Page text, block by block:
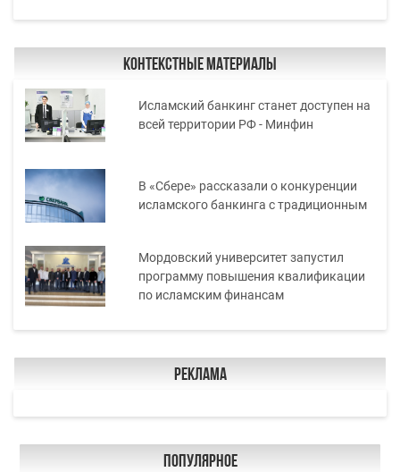
Контекстные материалы
Исламский банкинг станет доступен на
всей территории РФ - Минфин
В «Сбере» рассказали о конкуренции
исламского банкинга с традиционным
Мордовский университет запустил
программу повышения квалификации
по исламским финансам
Реклама
Популярное